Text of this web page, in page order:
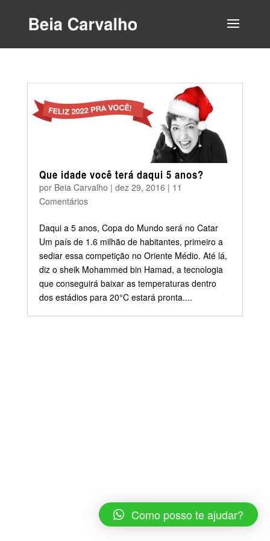
Que idade você terá daqui 5 anos?
por Beia Carvalho | dez 29, 2016 | 11
Comentários
Daqui a 5 anos, Copa do Mundo será no Catar
Um país de 1.6 milhão de habitantes, primeiro a
sediar essa competição no Oriente Médio. Até lá,
diz o sheik Mohammed bin Hamad, a tecnologia
que conseguirá baixar as temperaturas dentro
dos estádios para 20°C estará pronta....
Como posso te ajudar?